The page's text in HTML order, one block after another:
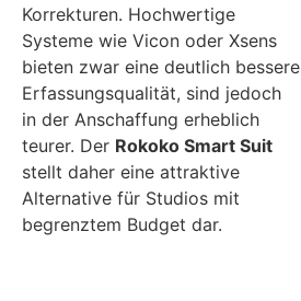
Korrekturen. Hochwertige
Systeme wie Vicon oder Xsens
bieten zwar eine deutlich bessere
Erfassungsqualität, sind jedoch
in der Anschaffung erheblich
teurer. Der Rokoko Smart Suit
stellt daher eine attraktive
Alternative für Studios mit
begrenztem Budget dar.